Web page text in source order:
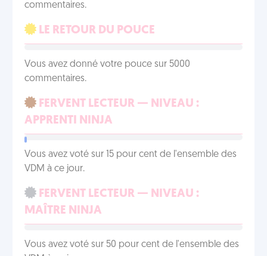
commentaires.
LE RETOUR DU POUCE
Vous avez donné votre pouce sur 5000
commentaires.
FERVENT LECTEUR — NIVEAU :
APPRENTI NINJA
Vous avez voté sur 15 pour cent de l'ensemble des
VDM à ce jour.
FERVENT LECTEUR — NIVEAU :
MAÎTRE NINJA
Vous avez voté sur 50 pour cent de l'ensemble des